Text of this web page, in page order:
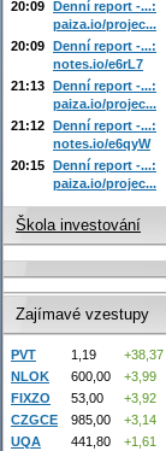
20:09 Denní report -...:
paiza.io/projec...
20:09 Denní report -...:
notes.io/e6rL7
21:13 Denní report -...:
paiza.io/projec...
21:12 Denní report -...:
notes.io/e6qyW
20:15 Denní report -...:
paiza.io/projec...
Škola investování
Zajímavé vzestupy
PVT 1,19
+38,37
NLOK
600,00
+3,99
FIXZO
53,00
+3,92
CZGCE
985,00
+3,14
UQA
441,80 +1,61